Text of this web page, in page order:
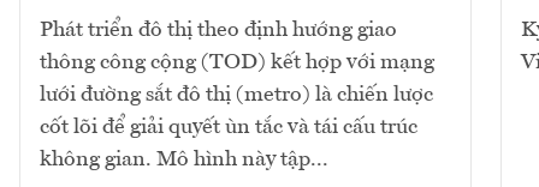
Phát triển đô thị theo định hướng giao
thông công cộng (TOD) kết hợp với mạng
lưới đường sắt đô thị (metro) là chiến lược
cốt lõi để giải quyết ùn tắc và tái cấu trúc
không gian. Mô hình này tập...